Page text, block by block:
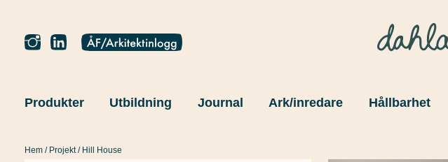
Produkter Utbildning Journal Ark/inredare Hållbarhet
Hem / Projekt/ Hill House